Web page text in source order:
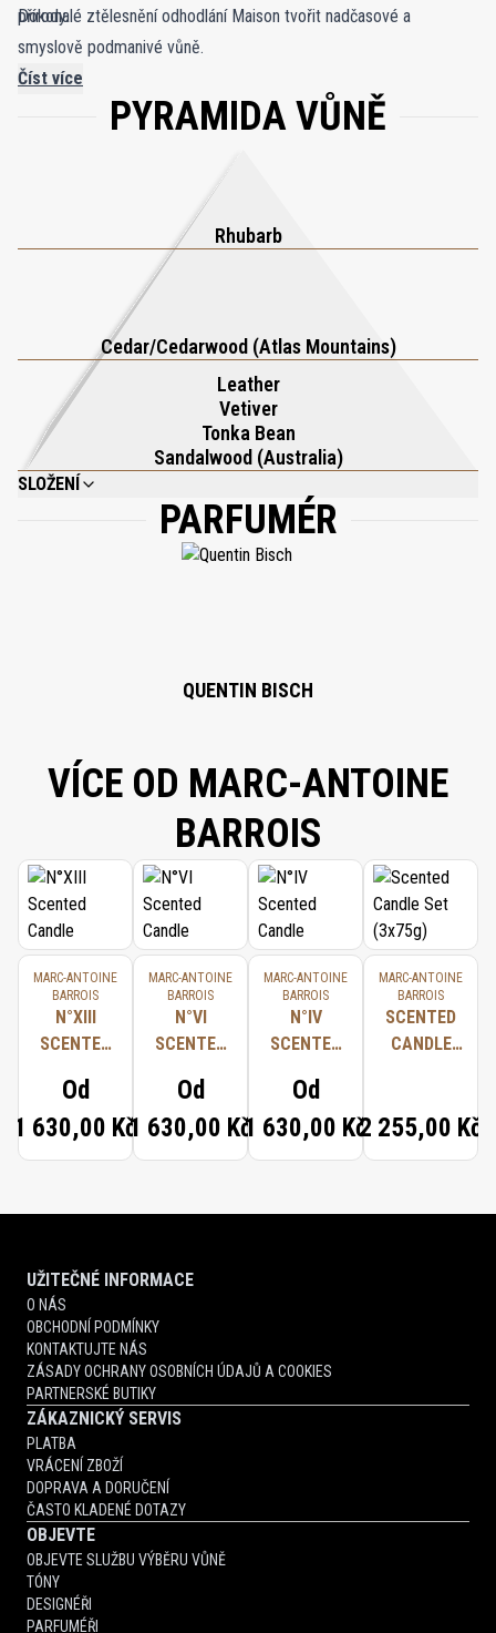
přírody.
Dokonalé ztělesnění odhodlání Maison tvořit nadčasové a
smyslově podmanivé vůně.
Číst více
PYRAMIDA VŮNĚ
Rhubarb
Cedar/Cedarwood (Atlas Mountains)
Leather
Vetiver
Tonka Bean
Sandalwood (Australia)
SLOŽENÍ
ALCOHOL DENAT, PARFUM(FRAGANCE), AQUA(WATER), COUMARIN,
PARFUMÉR
QUENTIN BISCH
VÍCE OD MARC-ANTOINE
BARROIS
MARC-ANTOINE
BARROIS
N°XIII
SCENTED
Od
1 630,00 Kč
MARC-ANTOINE
BARROIS
N°VI
SCENTED
Od
1 630,00 Kč
MARC-ANTOINE
BARROIS
N°IV
SCENTED
Od
1 630,00 Kč
MARC-ANTOINE
BARROIS
SCENTED
CANDLE
2 255,00 Kč
UŽITEČNÉ INFORMACE
O NÁS
OBCHODNÍ PODMÍNKY
KONTAKTUJTE NÁS
ZÁSADY OCHRANY OSOBNÍCH ÚDAJŮ A COOKIES
PARTNERSKÉ BUTIKY
ZÁKAZNICKÝ SERVIS
PLATBA
VRÁCENÍ ZBOŽÍ
DOPRAVA A DORUČENÍ
ČASTO KLADENÉ DOTAZY
OBJEVTE
OBJEVTE SLUŽBU VÝBĚRU VŮNĚ
TÓNY
DESIGNÉŘI
PARFUMÉŘI